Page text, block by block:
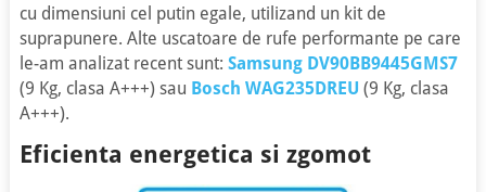
cu dimensiuni cel putin egale, utilizand un kit de
suprapunere. Alte uscatoare de rufe performante pe care
le-am analizat recent sunt: Samsung DV90BB9445GMS7
(9 Kg, clasa A+++) sau Bosch WAG235DREU (9 Kg, clasa
A+++).
Eficienta energetica si zgomot